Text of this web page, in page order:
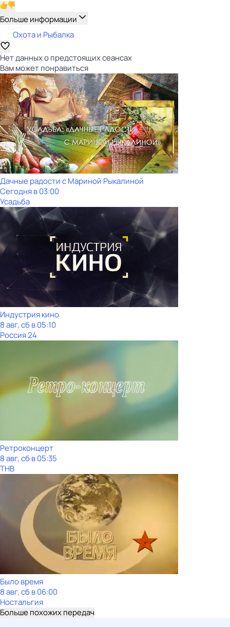
Больше информации
Охота и Рыбалка
Нет данных о предстоящих сеансах
Вам может понравиться
Дачные радости с Мариной Рыкалиной
Сегодня в 03:00
Усадьба
Индустрия кино
8 авг, сб в 05:10
Россия 24
Ретроконцерт
8 авг, сб в 05:35
ТНВ
Было время
8 авг, сб в 06:00
Ностальгия
Больше похожих передач